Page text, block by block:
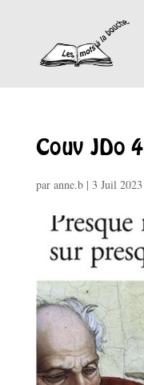
Couv JDo 4
par anne.b| 3 Juil 2023